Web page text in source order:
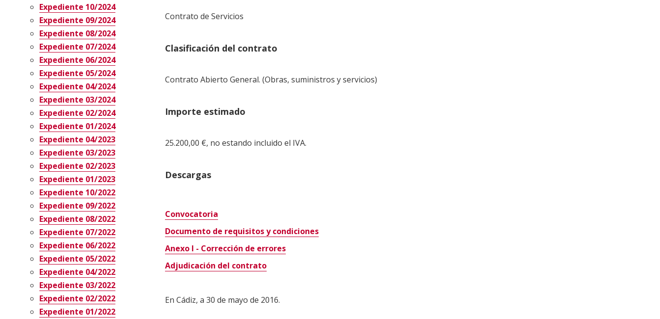
Expediente 10/2024
Expediente 09/2024
Expediente 08/2024
Expediente 07/2024
Expediente 06/2024
Expediente 05/2024
Expediente 04/2024
Expediente 03/2024
Expediente 02/2024
Expediente 01/2024
Expediente 04/2023
Expediente 03/2023
Expediente 02/2023
Expediente 01/2023
Expediente 10/2022
Expediente 09/2022
Expediente 08/2022
Expediente 07/2022
Expediente 06/2022
Expediente 05/2022
Expediente 04/2022
Expediente 03/2022
Expediente 02/2022
Expediente 01/2022
Contrato de Servicios
Clasificación del contrato
Contrato Abierto General. (Obras, suministros y servicios)
Importe estimado
25.200,00 €, no estando incluido el IVA.
Descargas
Convocatoria
Documento de requisitos y condiciones
Anexo I - Corrección de errores
Adjudicación del contrato
En Cádiz, a 30 de mayo de 2016.